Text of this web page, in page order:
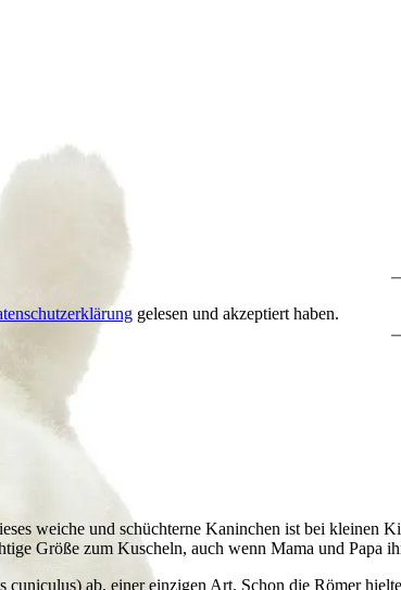
gelesen und akzeptiert haben.
weiche und schüchterne Kaninchen ist bei kleinen
Größe zum Kuscheln, auch wenn Mama und Papa
ab, einer einzigen Art. Schon die Römer